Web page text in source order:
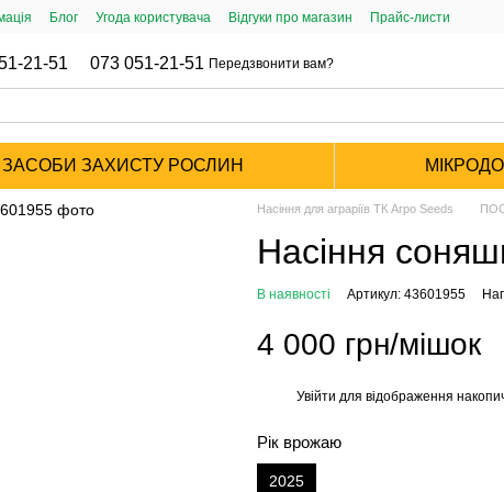
Блог Угода користувача Відгуки про магазин
Прайс-листи
21-51 073 051-21-51 Передзвонити вам?
ЗАСОБИ ЗАХИСТУ РОСЛИН
Насіння для аграріїв ТК Агро Seeds
Насіння
В наявності Артикул: 43601955
4 000 грн/мішок
Увійти для відображення
Рік врожаю
2025